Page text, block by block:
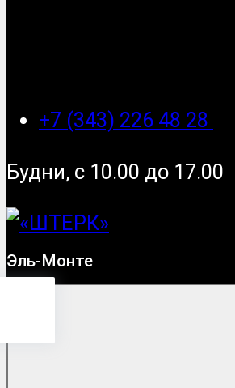
+7 (343) 226 48 28
Будни, с 10.00 до 17.00
Эль-Монте